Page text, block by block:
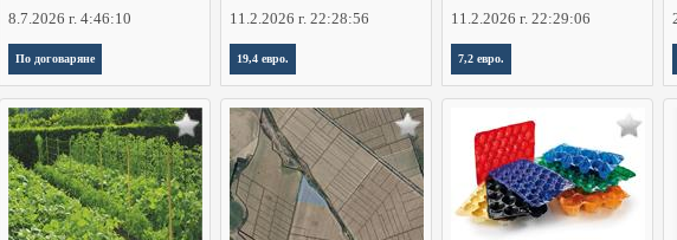
8.7.2026 г. 4:46:10
По договаряне
11.2.2026 г. 22:28:56
19,4 евро.
11.2.2026 г. 22:29:06
7,2 евро.